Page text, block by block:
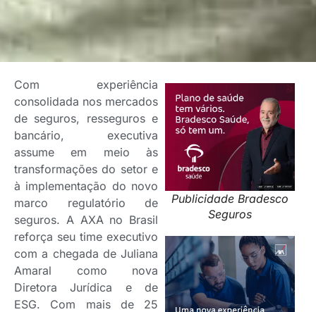
Publicidade Bradesco
Seguros
Com experiência
consolidada nos mercados
de seguros, resseguros e
bancário, executiva
assume em meio às
transformações do setor e
à implementação do novo
marco regulatório de
seguros. A AXA no Brasil
reforça seu time executivo
com a chegada de Juliana
Amaral como nova
Diretora Jurídica e de
ESG. Com mais de 25